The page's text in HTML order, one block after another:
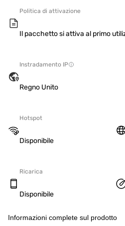
Politica di attivazione
Il pacchetto si attiva al primo
Instradamento IP
Regno Unito
Hotspot
Disponibile
Ricarica
Disponibile
Informazioni complete sul prodotto